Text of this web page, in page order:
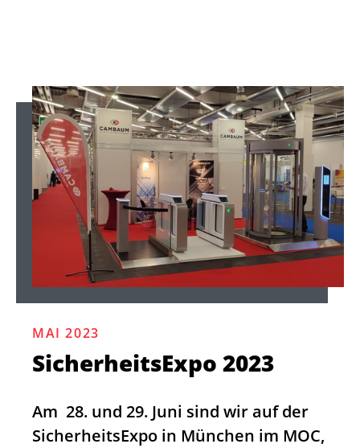
MAI 2023
SicherheitsExpo 2023
Am 28. und 29. Juni sind wir auf der
SicherheitsExpo in München im MOC,